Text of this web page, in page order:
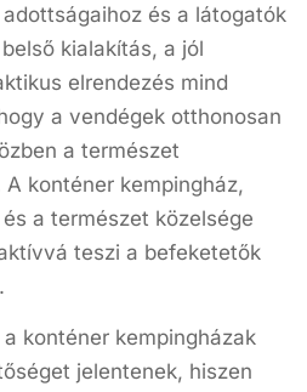
és a látogatók
kialakítás, a jól
elrendezés mind
a vendégek otthonosan
a természet
konténer kempingház,
a természet közelsége
teszi a befeketetők
konténer kempingházak
jelentenek, hiszen